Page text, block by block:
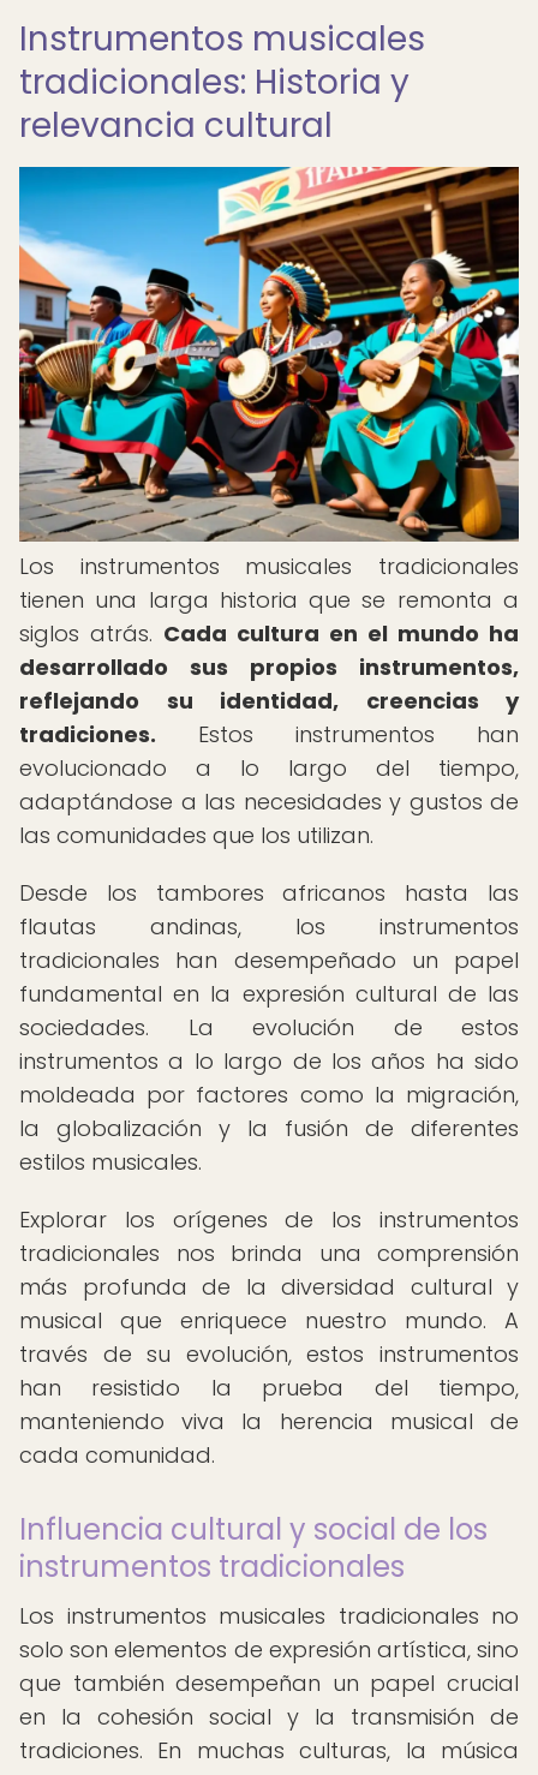
Instrumentos musicales
tradicionales: Historia y
relevancia cultural
Los instrumentos musicales tradicionales
tienen una larga historia que se remonta a
siglos atrás. Cada cultura en el mundo ha
desarrollado sus propios instrumentos,
reflejando su identidad, creencias y
tradiciones. Estos instrumentos han
evolucionado a lo largo del tiempo,
adaptándose a las necesidades y gustos de
las comunidades que los utilizan.
Desde los tambores africanos hasta las
flautas andinas, los instrumentos
tradicionales han desempeñado un papel
fundamental en la expresión cultural de las
sociedades. La evolución de estos
instrumentos a lo largo de los años ha sido
moldeada por factores como la migración,
la globalización y la fusión de diferentes
estilos musicales.
Explorar los orígenes de los instrumentos
tradicionales nos brinda una comprensión
más profunda de la diversidad cultural y
musical que enriquece nuestro mundo. A
través de su evolución, estos instrumentos
han resistido la prueba del tiempo,
manteniendo viva la herencia musical de
cada comunidad.
Influencia cultural y social de los
instrumentos tradicionales
Los instrumentos musicales tradicionales no
solo son elementos de expresión artística, sino
que también desempeñan un papel crucial
en la cohesión social y la transmisión de
tradiciones. En muchas culturas, la música